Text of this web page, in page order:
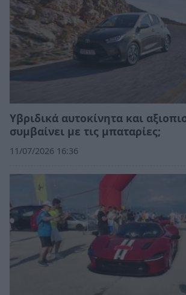
Υβριδικά αυτοκίνητα και
συμβαίνει με τις μπαταρίες;
11/07/2026 16:36